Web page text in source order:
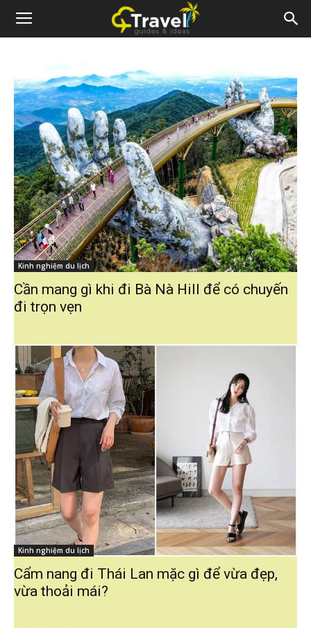
Kinh nghiệm du lịch
Cần mang gì khi đi Bà Nà Hill để có chuyến
đi trọn vẹn
Kinh nghiệm du lịch
Cẩm nang đi Thái Lan mặc gì để vừa đẹp,
vừa thoải mái?